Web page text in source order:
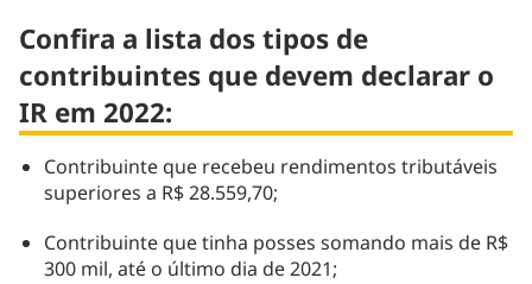
Confira a lista dos tipos de
contribuintes que devem declarar o
IR em 2022:
Contribuinte que recebeu rendimentos tributáveis
superiores a R$ 28.559,70;
Contribuinte que tinha posses somando mais de R$
300 mil, até o último dia de 2021;